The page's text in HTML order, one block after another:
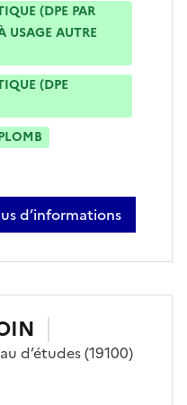
(DPE PAR
USAGE AUTRE
(DPE
d’informations
berneron
d’études(19100)